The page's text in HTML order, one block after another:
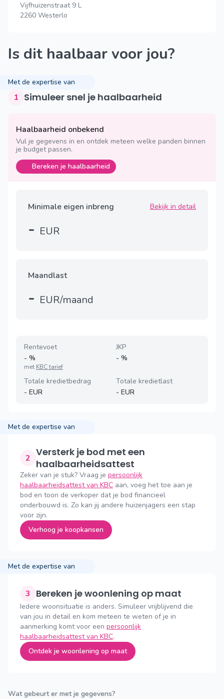
Vijfhuizenstraat 9 L
2260 Westerlo
Is dit haalbaar voor jou?
Met de expertise van
1 Simuleer snel je haalbaarheid
Haalbaarheid onbekend
Vul je gegevens in en ontdek meteen welke panden binnen
je budget passen.
Bereken je haalbaarheid
Minimale eigen inbreng Bekijk in detail
- EUR
Maandlast
- EUR/maand
Rentevoet
- %
met KBC tarief
JKP
- %
Totale kredietbedrag
- EUR
Totale kredietlast
- EUR
Met de expertise van
2 Versterk je bod met een
haalbaarheidsattest
Zeker van je stuk? Vraag je persoonlijk
haalbaarheidsattest van KBC aan, voeg het toe aan je
bod en toon de verkoper dat je bod financieel
onderbouwd is. Zo kan jij andere huizenjagers een stap
voor zijn.
Verhoog je koopkansen
Met de expertise van
3 Bereken je woonlening op maat
Iedere woonsituatie is anders. Simuleer vrijblijvend die
van jou in detail en kom meteen te weten of je in
aanmerking komt voor een persoonlijk
haalbaarheidsattest van KBC.
Ontdek je woonlening op maat
Wat gebeurt er met je gegevens?